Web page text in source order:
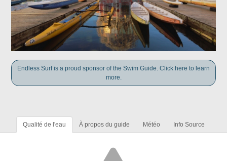
Endless Surf is a proud sponsor of the Swim Guide. Click here to learn
more.
Qualité de l'eau À propos du guide Météo Info Source